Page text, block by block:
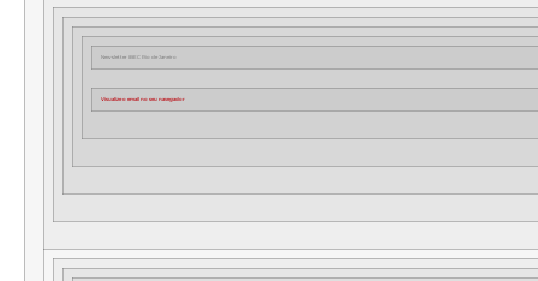
Newsletter IBEC Rio de Janeiro
Visualize o email no seu navegador